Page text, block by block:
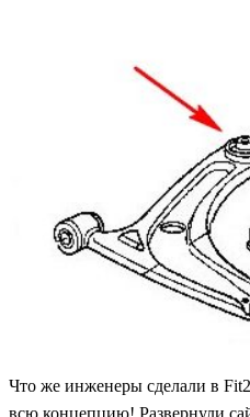
Что же инженеры сделали в